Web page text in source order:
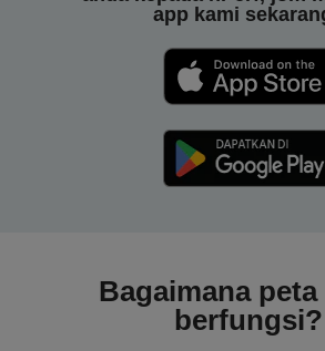
app kami
Bagaimana
berfungsi?